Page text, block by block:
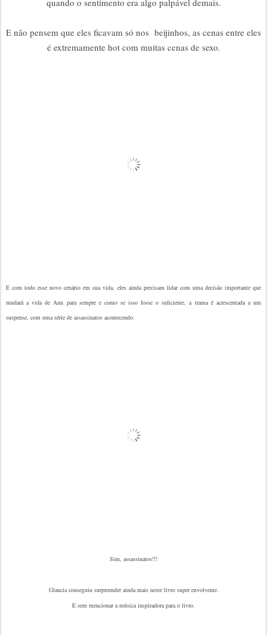
quando o sentimento era algo palpável demais.
E não pensem que eles ficavam só nos beijinhos, as cenas entre eles
é extremamente hot com muitas cenas de sexo.
E com todo esse novo cenário em sua vida, eles ainda precisam lidar com uma decisão importante que
mudará a vida de Ann para sempre e como se isso fosse o suficiente, a trama é acrescentada a um
suspense, com uma série de assassinatos acontecendo.
Sim, assassinatos!!!
Glaucia conseguiu surpreender ainda mais neste livro super envolvente.
E sem mencionar a música inspiradora para o livro.